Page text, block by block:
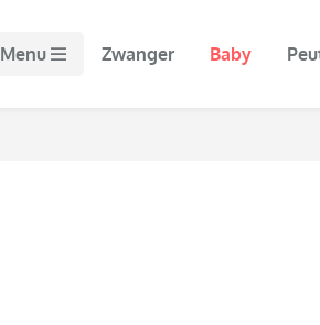
Menu Zwanger Baby